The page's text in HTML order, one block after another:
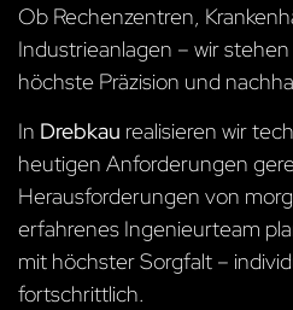
Ob Rechenzentren,
Industrieanlagen – wir
höchste Präzision und
In Drebkau realisieren wir
heutigen Anforderungen
Herausforderungen von
erfahrenes Ingenieurteam
mit höchster Sorgfalt –
fortschrittlich.